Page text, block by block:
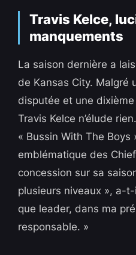
Travis Kelce,
manquements
La saison dernière a
de Kansas City. Malgré
disputée et une
Travis Kelce n’élude
« Bussin With The Boys
emblématique des
concession sur sa
plusieurs niveaux », a-
que leader, dans ma
responsable. »